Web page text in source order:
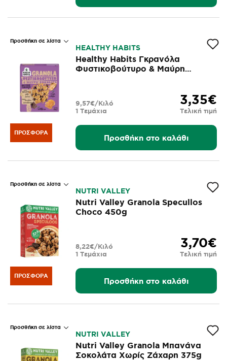
Προσθήκη σε λίστα
ΠΡΟΣΦΟΡΆ
HEALTHY HABITS
Healthy Habits Γκρανόλα
Φυστικοβούτυρο & Μαύρη
3,35€
Τελική τιμή
1 Τεμάχια
9,57€/Κιλό
Προσθήκη στο καλάθι
Προσθήκη σε λίστα
ΠΡΟΣΦΟΡΆ
NUTRI VALLEY
Nutri Valley Granola Specullos
Choco 450g
3,70€
Τελική τιμή
1 Τεμάχια
8,22€/Κιλό
Προσθήκη στο καλάθι
Προσθήκη σε λίστα
NUTRI VALLEY
Nutri Valley Granola Μπανάνα
Σοκολάτα Χωρίς Ζάχαρη 375g